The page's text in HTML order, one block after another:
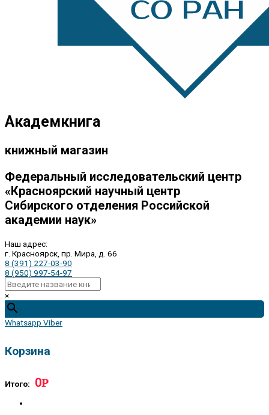
Академкнига
книжный магазин
Федеральный исследовательский центр
«Красноярский научный центр
Сибирского отделения Российской
академии наук»
Наш адрес:
г. Красноярск, пр. Мира, д. 66
8 (391) 227-03-90
8 (950) 997-54-97
×
Whatsapp Viber
Корзина
Итого: 0Р